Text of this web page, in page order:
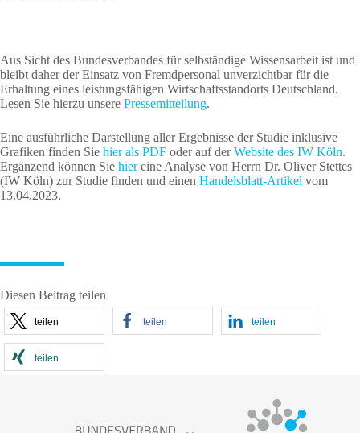
Aus Sicht des Bundesverbandes für selbständige Wissensarbeit ist und
bleibt daher der Einsatz von Fremdpersonal unverzichtbar für die
Erhaltung eines leistungsfähigen Wirtschaftsstandorts Deutschland.
Lesen Sie hierzu unsere Pressemitteilung.
Eine ausführliche Darstellung aller Ergebnisse der Studie inklusive
Grafiken finden Sie hier als PDF oder auf derWebsite des IW Köln.
Ergänzend können Sie hiereine Analyse von Herrn Dr. Oliver Stettes
(IW Köln) zur Studie finden und einen Handelsblatt-Artikel vom
13.04.2023.
Diesen Beitrag teilen
teilen teilen teilen
teilen